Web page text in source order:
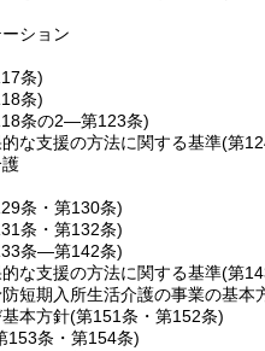
ション
条)
条)
条の2―第123条)
な支援の方法に関する基準(第
条・第130条)
条・第132条)
条―第142条)
な支援の方法に関する基準(第
短期入所生活介護の事業の基
本方針(第151条・第152条)
153条・第154条)